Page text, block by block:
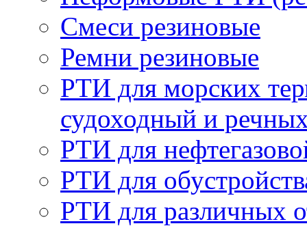
Смеси резиновые
Ремни резиновые
РТИ для морских
судоходный и
РТИ для
РТИ для
РТИ для различных